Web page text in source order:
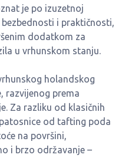
je po izuzetnoj
i praktičnosti,
dodatkom za
u vrhunskom stanju.
holandskog
razvijenog prema
Za razliku od klasičnih
od tafting poda
na površini,
i brzo održavanje –